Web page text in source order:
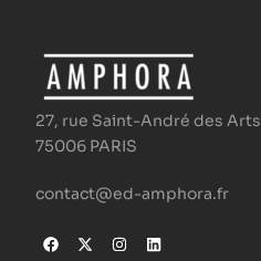
27, rue Saint-André des Arts
75006 PARIS
contact@ed-amphora.fr